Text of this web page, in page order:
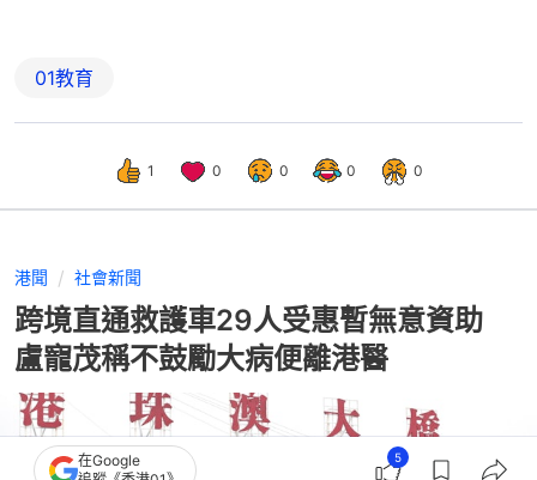
01教育
1 0 0 0 0
港聞 社會新聞
跨境直通救護車29人受惠暫無意資助
盧寵茂稱不鼓勵大病便離港醫
在Google
5